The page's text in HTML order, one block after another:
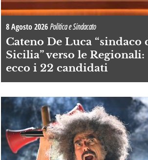
8 Agosto 2026Politica e Sindacato
Cateno De Luca “sindaco
Sicilia” verso le Regionali:
ecco i 22 candidati